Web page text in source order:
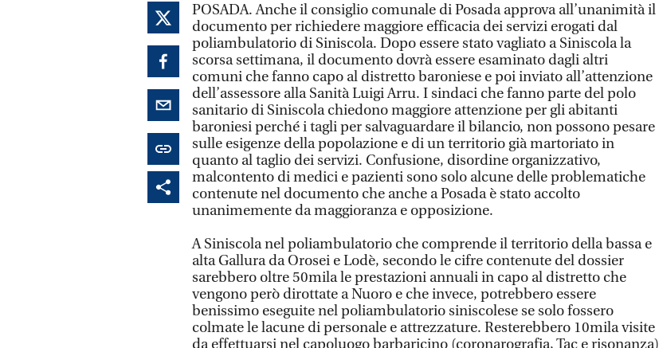
POSADA. Anche il consiglio comunale di Posada approva all’unanimità il
documento per richiedere maggiore efficacia dei servizi erogati dal
poliambulatorio di Siniscola. Dopo essere stato vagliato a Siniscola la
scorsa settimana, il documento dovrà essere esaminato dagli altri
comuni che fanno capo al distretto baroniese e poi inviato all’attenzione
dell’assessore alla Sanità Luigi Arru. I sindaci che fanno parte del polo
sanitario di Siniscola chiedono maggiore attenzione per gli abitanti
baroniesi perché i tagli per salvaguardare il bilancio, non possono pesare
sulle esigenze della popolazione e di un territorio già martoriato in
quanto al taglio dei servizi. Confusione, disordine organizzativo,
malcontento di medici e pazienti sono solo alcune delle problematiche
contenute nel documento che anche a Posada è stato accolto
unanimemente da maggioranza e opposizione.
A Siniscola nel poliambulatorio che comprende il territorio della bassa e
alta Gallura da Orosei e Lodè, secondo le cifre contenute del dossier
sarebbero oltre 50mila le prestazioni annuali in capo al distretto che
vengono però dirottate a Nuoro e che invece, potrebbero essere
benissimo eseguite nel poliambulatorio siniscolese se solo fossero
colmate le lacune di personale e attrezzature. Resterebbero 10mila visite
da effettuarsi nel capoluogo barbaricino (coronarografia, Tac e risonanza)